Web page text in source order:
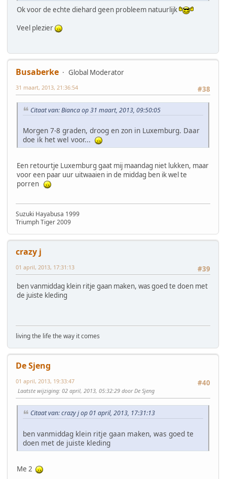
Ok voor de echte diehard geen probleem natuurlijk
Veel plezier
Busaberke
Global Moderator
#38
31 maart, 2013, 21:36:54
Citaat van: Bianca op 31 maart, 2013, 09:50:05
Morgen 7-8 graden, droog en zon in Luxemburg. Daar
doe ik het wel voor...
Een retourtje Luxemburg gaat mij maandag niet lukken, maar
voor een paar uur uitwaaien in de middag ben ik wel te
porren
Suzuki Hayabusa 1999
Triumph Tiger 2009
crazy j
#39
01 april, 2013, 17:31:13
ben vanmiddag klein ritje gaan maken, was goed te doen met
de juiste kleding
living the life the way it comes
De Sjeng
#40
01 april, 2013, 19:33:47
Laatste wijziging: 02 april, 2013, 05:32:29 door De Sjeng
Citaat van: crazy j op 01 april, 2013, 17:31:13
ben vanmiddag klein ritje gaan maken, was goed te
doen met de juiste kleding
Me 2